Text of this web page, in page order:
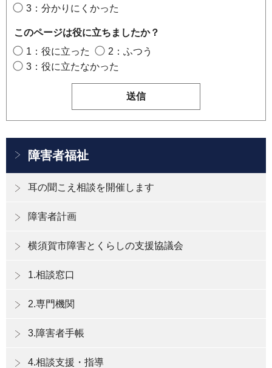
3：分かりにくかった
このページは役に立ちましたか？
1：役に立った
2：ふつう
3：役に立たなかった
障害者福祉
耳の聞こえ相談を開催します
障害者計画
横須賀市障害とくらしの支援協議会
1.相談窓口
2.専門機関
3.障害者手帳
4.相談支援・指導